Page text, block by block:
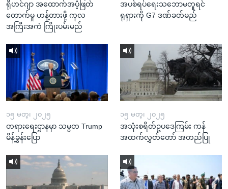
ရိုဟင်ဂျာ အထောက်အပံ့ဖြတ်
တောက်မှု ဟန့်တားဖို့ ကုလ
အကြီးအကဲ ကြိုးပမ်းမည်
အပစ်ရပ်ရေးသဘောမတူရင်
ရုရှားကို G7 ဒဏ်ခတ်မည်
၁၅ မတ္၊ ၂၀၂၅
တရားရေးဌာနမှာ သမ္မတ Trump
မိန့်ခွန်းပြော
၁၅ မတ္၊ ၂၀၂၅
အသုံးစရိတ်ဥပဒေကြမ်း ကန်
အထက်လွှတ်တော် အတည်ပြု